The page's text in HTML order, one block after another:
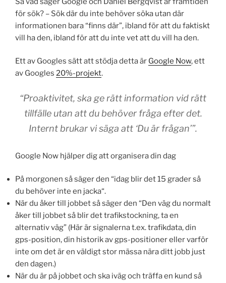
för sök? – Sök där du inte behöver söka utan där
informationen bara “finns där”, ibland för att du faktiskt
vill ha den, ibland för att du inte vet att du vill ha den.
Ett av Googles sätt att stödja detta är Google Now, ett
av Googles 20%-projekt.
“Proaktivitet, ska ge rätt information vid rätt
tillfälle utan att du behöver fråga efter det.
Internt brukar vi säga att ‘Du är frågan’”.
Google Now hjälper dig att organisera din dag
På morgonen så säger den “idag blir det 15 grader så
du behöver inte en jacka“.
När du åker till jobbet så säger den “Den väg du normalt
åker till jobbet så blir det trafikstockning, ta en
alternativ väg” (Här är signalerna t.ex. trafikdata, din
gps-position, din historik av gps-positioner eller varför
inte om det är en väldigt stor mässa nära ditt jobb just
den dagen.)
När du är på jobbet och ska iväg och träffa en kund så